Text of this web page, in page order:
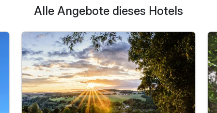
Alle Angebote dieses Hotels